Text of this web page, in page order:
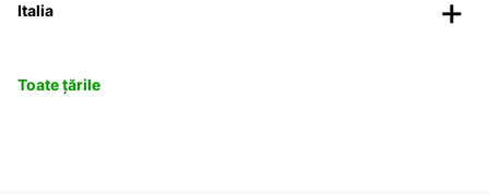
Italia
Toate țările